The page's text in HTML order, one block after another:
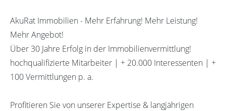
AkuRat Immobilien - Mehr Erfahrung! Mehr Leistung!
Mehr Angebot!
Über 30 Jahre Erfolg in der Immobilienvermittlung!
hochqualifizierte Mitarbeiter | + 20.000 Interessenten | +
100 Vermittlungen p. a.
Profitieren Sie von unserer Expertise & langjährigen